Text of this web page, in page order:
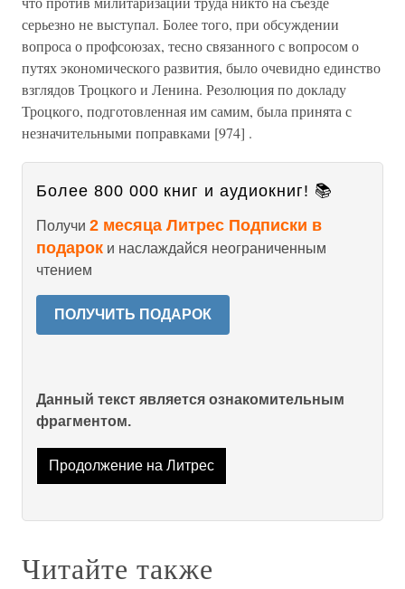
серьезно не выступал. Более того, при обсуждении
вопроса о профсоюзах, тесно связанного с вопросом о
путях экономического развития, было очевидно единство
взглядов Троцкого и Ленина. Резолюция по докладу
Троцкого, подготовленная им самим, была принята с
незначительными поправками [974] .
Более 800 000 книг и аудиокниг! 📚
Получи 2 месяца Литрес Подписки в
подарок и наслаждайся неограниченным
чтением
ПОЛУЧИТЬ ПОДАРОК
Данный текст является ознакомительным
фрагментом.
Продолжение на Литрес
Читайте также